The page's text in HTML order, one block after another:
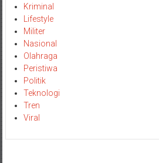
Kriminal
Lifestyle
Militer
Nasional
Olahraga
Peristiwa
Politik
Teknologi
Tren
Viral